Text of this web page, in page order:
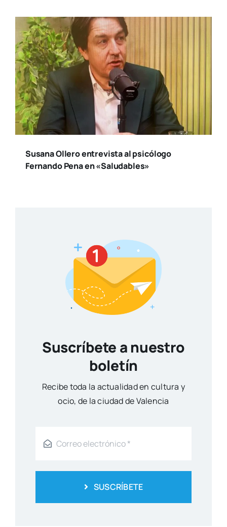
Susana Ollero entrevista al psicólogo
Fernando Pena en «Saludables»
Suscríbete a nuestro
boletín
Reci­be toda la actua­li­dad en cul­tu­ra y
ocio, de la ciu­dad de Valen­cia
SUSCRÍBETE